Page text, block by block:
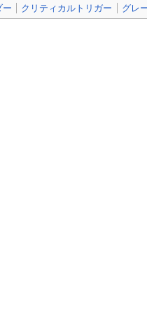
ー クリティカルトリガー グレ